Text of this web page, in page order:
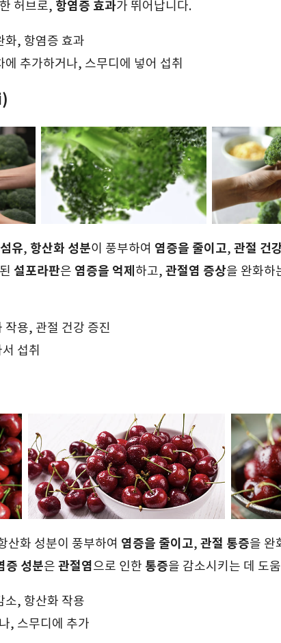
허브로, 항염증 효과가 뛰어납니다.
화, 항염증 효과
에 추가하거나, 스무디에 넣어 섭취
유, 항산화 성분이 풍부하여 염증을 줄이고, 관절 건
설포라판은 염증을 억제 하고, 관절염 증상을 완화하
작용, 관절 건강 증진
섭취
산화 성분이 풍부하여 염증을 줄이고, 관절 통증을 완
증 성분은 관절염으로 인한 통증을 감소시키는 데 도
소, 항산화 작용
, 스무디에 추가